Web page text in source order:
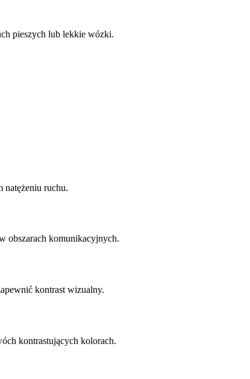
pieszych lub lekkie wózki.
natężeniu ruchu.
obszarach komunikacyjnych.
kontrast wizualny.
kontrastujących kolorach.